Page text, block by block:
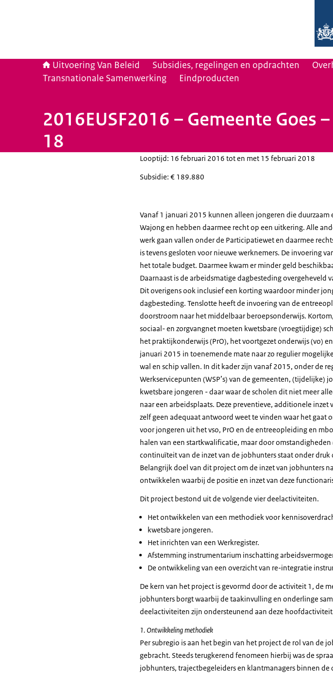
Uitvoering Van Beleid Subsidies, regelingen en opdrachten
Transnationale Samenwerking
Eindproducten
2016EUSF2016 – Gemeente Goes
18
Looptijd: 16 februari 2016 tot en met 15 februari 2018
Subsidie: € 189.880
Vanaf 1 januari 2015 kunnen alleen jongeren die
Wajong en hebben daarmee recht op een uitkering. Alle
werk gaan vallen onder de Participatiewet en daarmee
is tevens gesloten voor nieuwe werknemers. De invoering
het totale budget. Daarmee kwam er minder geld
Daarnaast is de arbeidsmatige dagbesteding overgeheveld
Dit overigens ook inclusief een korting waardoor minder
dagbesteding. Tenslotte heeft de invoering van de
doorstroom naar het middelbaar beroepsonderwijs.
sociaal- en zorgvangnet moeten kwetsbare (vroegtijdige)
het praktijkonderwijs (PrO), het voortgezet onderwijs (vo)
januari 2015 in toenemende mate naar zo regulier
wal en schip vallen. In dit kader zijn vanaf 2015, onder de
Werkservicepunten (WSP’s) van de gemeenten, (tijdelijke)
kwetsbare jongeren - daar waar de scholen dit niet meer
naar een arbeidsplaats. Deze preventieve, additionele
zelf geen adequaat antwoord weet te vinden waar het gaat
voor jongeren uit het vso, PrO en de entreeopleiding en
halen van een startkwalificatie, maar door
continuïteit van de inzet van de jobhunters staat onder
Belangrijk doel van dit project om de inzet van jobhunters
ontwikkelen waarbij de positie en inzet van deze
Dit project bestond uit de volgende vier deelactiviteiten.
Het ontwikkelen van een methodiek voor
kwetsbare jongeren.
Het inrichten van een Werkregister.
Afstemming instrumentarium inschatting
De ontwikkeling van een overzicht van re-integratie
De kern van het project is gevormd door de activiteit 1, de
jobhunters borgt waarbij de taakinvulling en onderlinge
deelactiviteiten zijn ondersteunend aan deze
1. Ontwikkeling methodiek
Per subregio is aan het begin van het project de rol van
gebracht. Steeds terugkerend fenomeen hierbij was de
jobhunters, trajectbegeleiders en klantmanagers binnen de